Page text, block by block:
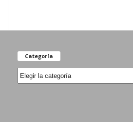
Categoría
Categoría